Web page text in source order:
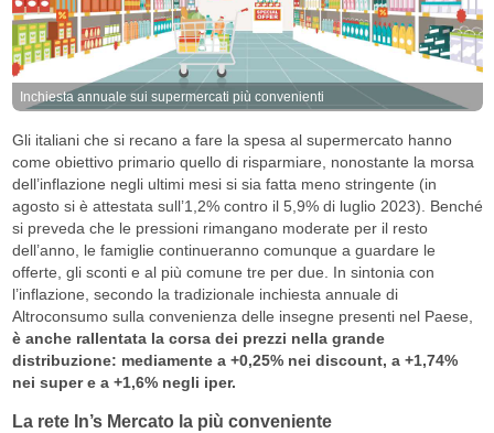
Inchiesta annuale sui supermercati più convenienti
Gli italiani che si recano a fare la spesa al supermercato hanno
come obiettivo primario quello di risparmiare, nonostante la morsa
dell’inflazione negli ultimi mesi si sia fatta meno stringente (in
agosto si è attestata sull’1,2% contro il 5,9% di luglio 2023). Benché
si preveda che le pressioni rimangano moderate per il resto
dell’anno, le famiglie continueranno comunque a guardare le
offerte, gli sconti e al più comune tre per due. In sintonia con
l’inflazione, secondo la tradizionale inchiesta annuale di
Altroconsumo sulla convenienza delle insegne presenti nel Paese,
è anche rallentata la corsa dei prezzi nella grande
distribuzione: mediamente a +0,25% nei discount, a +1,74%
nei super e a +1,6% negli iper.
La rete In’s Mercato la più conveniente